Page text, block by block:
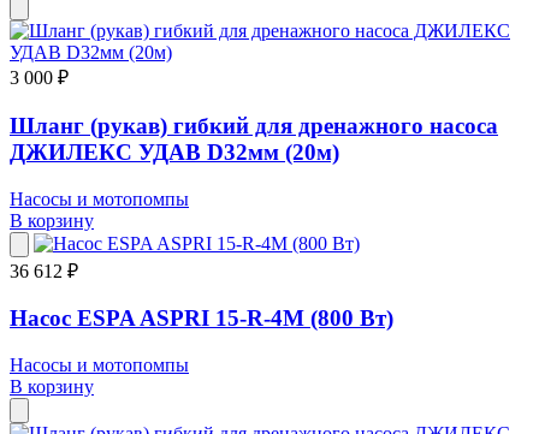
3 000 ₽
Шланг (рукав) гибкий для дренажного насоса
ДЖИЛЕКС УДАВ D32мм (20м)
Насосы и мотопомпы
В корзину
36 612 ₽
Насос ESPA ASPRI 15-R-4M (800 Вт)
Насосы и мотопомпы
В корзину